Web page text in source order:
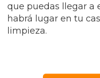
que puedas llegar a
habrá lugar en tu
limpieza.